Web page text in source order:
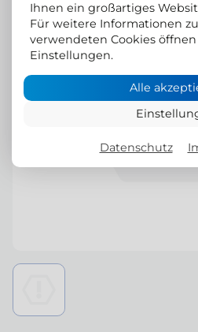
Ihnen ein großartiges
Für weitere Informationen
verwendeten Cookies öffnen
Einstellungen.
Alle
Datenschutz